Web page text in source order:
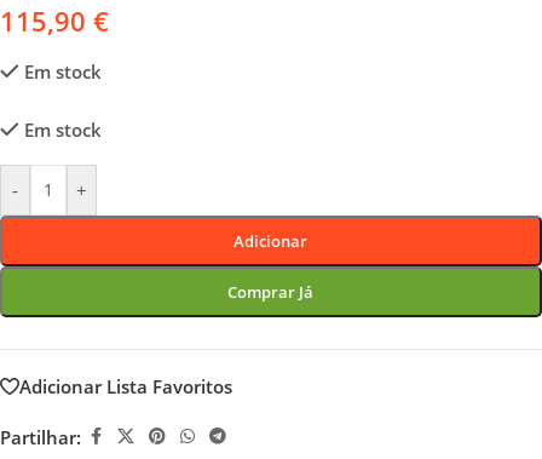
115,90 €
Em stock
Em stock
- +
Adicionar
Comprar Já
Adicionar Lista Favoritos
Partilhar: